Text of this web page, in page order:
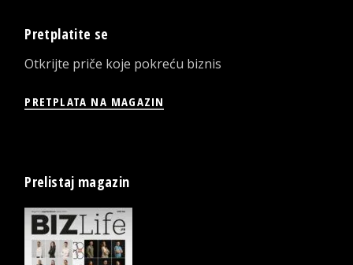
Pretplatite se
Otkrijte priče koje pokreću biznis
PRETPLATA NA MAGAZIN
Prelistaj magazin